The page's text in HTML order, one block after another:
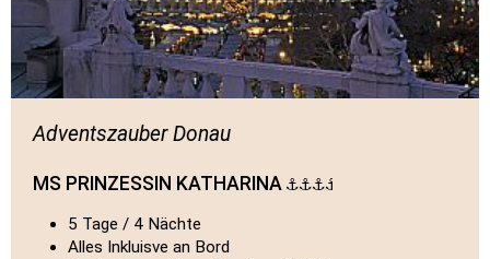
Adventszauber Donau
MS PRINZESSIN KATHARINA
5 Tage / 4 Nächte
Alles Inkluisve an Bord